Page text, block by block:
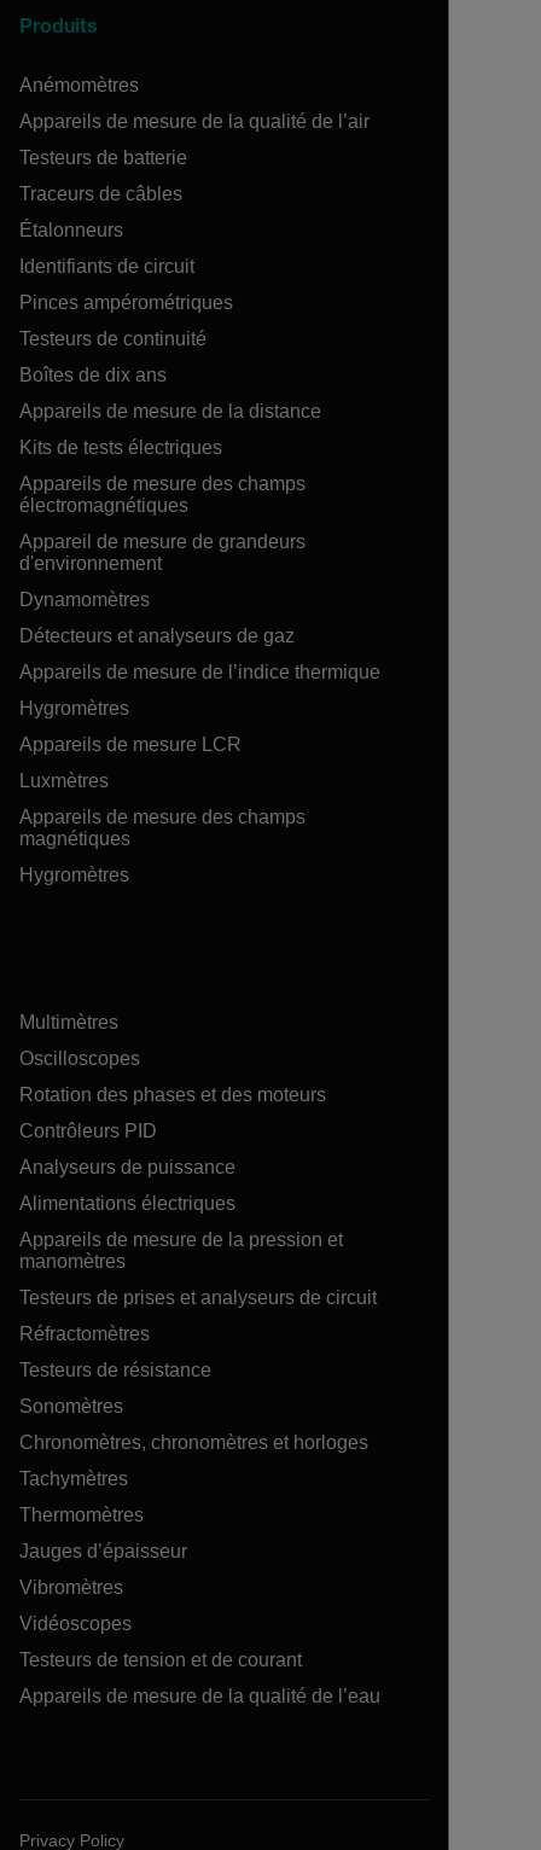
Produits
Anémomètres
Appareils de mesure de la qualité de l’air
Testeurs de batterie
Traceurs de câbles
Étalonneurs
Identifiants de circuit
Pinces ampérométriques
Testeurs de continuité
Boîtes de dix ans
Appareils de mesure de la distance
Kits de tests électriques
Appareils de mesure des champs
électromagnétiques
Appareil de mesure de grandeurs
d'environnement
Dynamomètres
Détecteurs et analyseurs de gaz
Appareils de mesure de l’indice thermique
Hygromètres
Appareils de mesure LCR
Luxmètres
Appareils de mesure des champs
magnétiques
Hygromètres
Multimètres
Oscilloscopes
Rotation des phases et des moteurs
Contrôleurs PID
Analyseurs de puissance
Alimentations électriques
Appareils de mesure de la pression et
manomètres
Testeurs de prises et analyseurs de circuit
Réfractomètres
Testeurs de résistance
Sonomètres
Chronomètres, chronomètres et horloges
Tachymètres
Thermomètres
Jauges d’épaisseur
Vibromètres
Vidéoscopes
Testeurs de tension et de courant
Appareils de mesure de la qualité de l’eau
Privacy Policy